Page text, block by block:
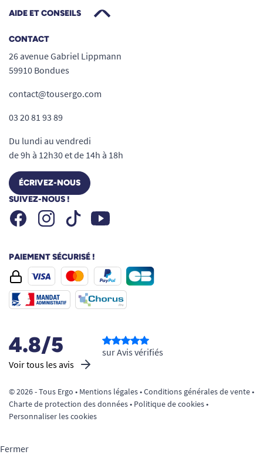
AIDE ET CONSEILS
CONTACT
26 avenue Gabriel Lippmann
59910 Bondues
contact@tousergo.com
03 20 81 93 89
Du lundi au vendredi
de 9h à 12h30 et de 14h à 18h
ÉCRIVEZ-NOUS
SUIVEZ-NOUS !
FacebookInstagramTiktok Youtube
PAIEMENT SÉCURISÉ !
4.8/5
Voir tous les avis
sur Avis vérifiés
© 2026 - Tous Ergo • Mentions légales•Conditions générales de vente•
Charte de protection des données• Politique de cookies•
Personnaliser les cookies
Fermer